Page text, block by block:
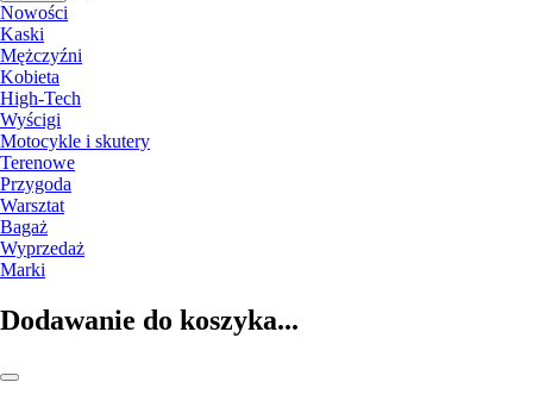
Nowości
Kaski
Mężczyźni
Kobieta
High-Tech
Wyścigi
Motocykle i skutery
Terenowe
Przygoda
Warsztat
Bagaż
Wyprzedaż
Marki
Dodawanie do koszyka...